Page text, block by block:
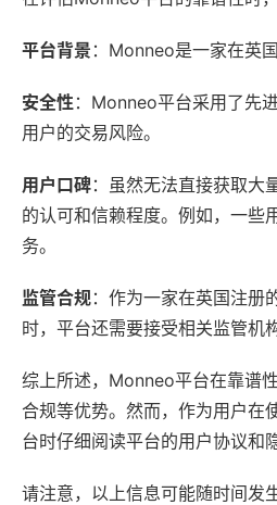
平台背景 ：Monneo是一家在英
安全性 ：Monneo平台采用了先
用户的交易风险。
用户口碑：虽然无法直接获取大
的认可和信赖程度。例如，一些
务。
监管合规：作为一家在英国注册
时，平台还需要接受相关监管机
综上所述，Monneo平台在靠谱
合规等优势。然而，作为用户在
台时仔细阅读平台的用户协议和
请注意，以上信息可能随时间发